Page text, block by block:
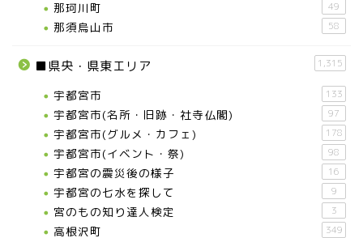
那珂川町 49
那須烏山市 58
■県央・県東エリア 1,315
宇都宮市 133
宇都宮市(名所・旧跡・社寺仏閣) 97
宇都宮市(グルメ・カフェ) 178
宇都宮市(イベント・祭) 98
宇都宮の震災後の様子 16
宇都宮の七水を探して 9
宮のもの知り達人検定 3
高根沢町 349